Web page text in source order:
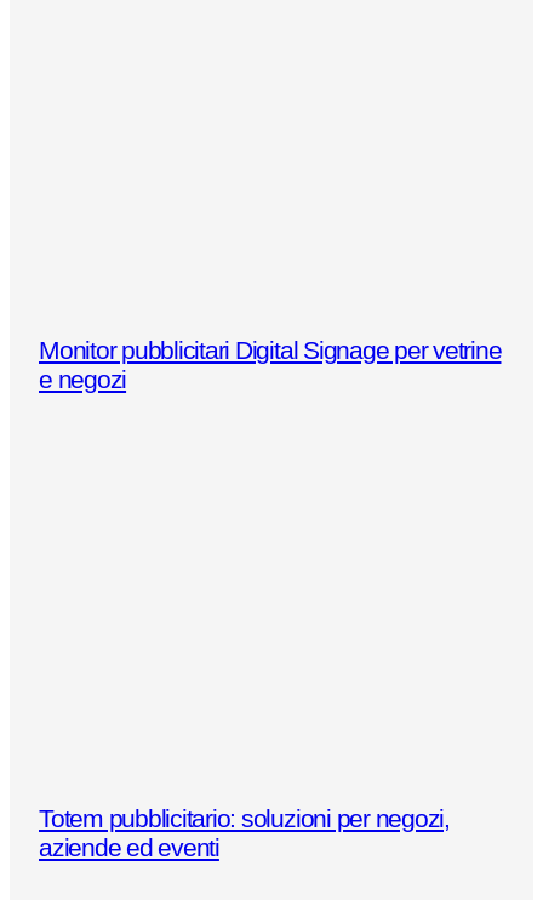
Monitor pubblicitari Digital Signage per vetrine
e negozi
Totem pubblicitario: soluzioni per negozi,
aziende ed eventi